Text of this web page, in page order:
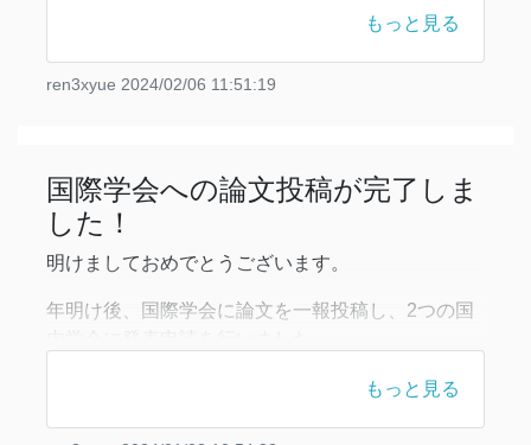
稿した論文は企業との共同研究についてまとめたも
ので、私は共著者として論文執筆に携わりました。
こちらの国際学会は今年の3月に米国オーランドで
開催される予定です。昨年のハワイに続き今回も同
もっと見る
ren3xyue 2024/02/06 11:51:19
国際学会への論文投稿が完了しま
した！
明けましておめでとうございます。
年明け後、国際学会に論文を一報投稿し、2つの国
研究会の中でも有名な会議(トップカンファレンス)
です。そのため、論文が採択されるのは容易ではな
もっと見る